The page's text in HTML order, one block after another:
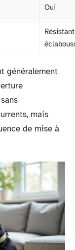
Oui
généralement
mais
de mise à